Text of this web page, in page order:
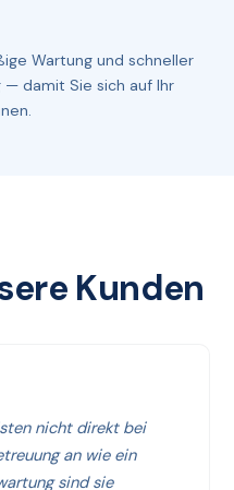
Wartung und schneller
— damit Sie sich auf Ihr
Kunden
nicht direkt bei
an wie ein
sind sie